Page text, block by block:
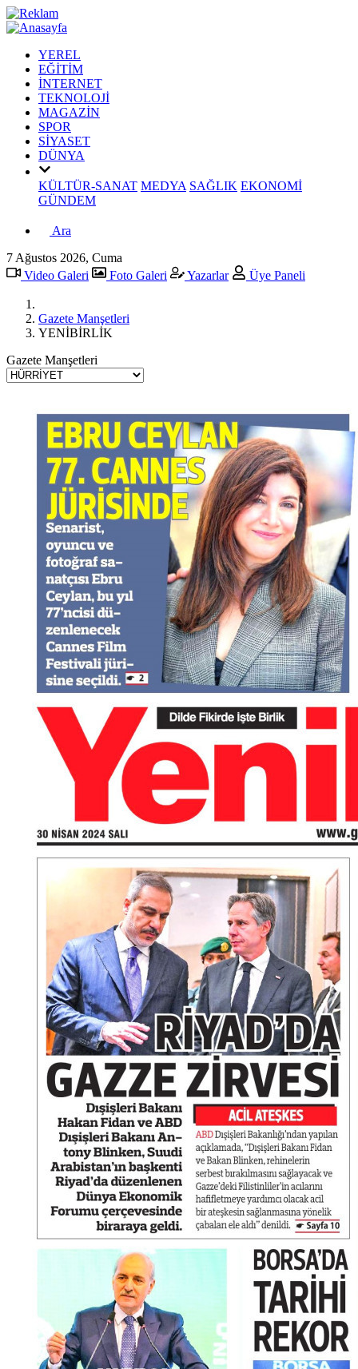
YEREL
EĞİTİM
İNTERNET
TEKNOLOJİ
MAGAZİN
SPOR
SİYASET
DÜNYA
KÜLTÜR-SANAT MEDYA SAĞLIK EKONOMİ
GÜNDEM
Ara
7 Ağustos 2026, Cuma
Video Galeri
Foto Galeri Yazarlar Üye Paneli
Gazete Manşetleri
YENİBİRLİK
Gazete Manşetleri